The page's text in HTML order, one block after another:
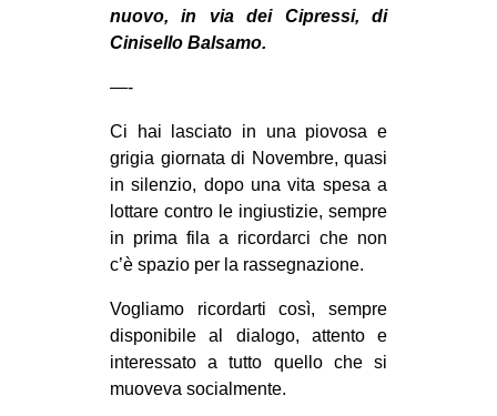
DIRITTO ALL’ABITARE
PRECARIATO
STUDENTI
CULTURE
CINEMA
MANIFESTI
nuovo, in via dei Cipressi, di
Cinisello Balsamo.
—-
Ci hai lasciato in una piovosa e
grigia giornata di Novembre, quasi
in silenzio, dopo una vita spesa a
lottare contro le ingiustizie, sempre
in prima fila a ricordarci che non
c’è spazio per la rassegnazione.
Vogliamo ricordarti così, sempre
disponibile al dialogo, attento e
interessato a tutto quello che si
muoveva socialmente.